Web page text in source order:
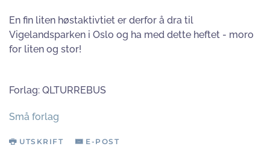
En fin liten høstaktivtiet er derfor å dra til
Vigelandsparken i Oslo og ha med dette heftet - moro
for liten og stor!
Forlag: QLTURREBUS
Små forlag
UTSKRIFT E-POST